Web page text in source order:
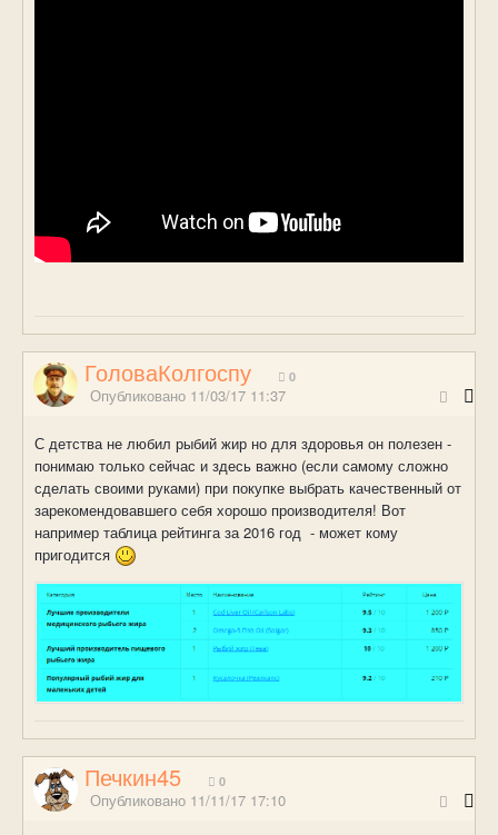
ГоловаКолгоспу 0
Опубликовано 11/03/17 11:37
С детства не любил рыбий жир но для здоровья он полезен -
понимаю только сейчас и здесь важно (если самому сложно
сделать своими руками) при покупке выбрать качественный от
зарекомендовавшего себя хорошо производителя! Вот
например таблица рейтинга за 2016 год - может кому
пригодится
Печкин45 0
Опубликовано 11/11/17 17:10